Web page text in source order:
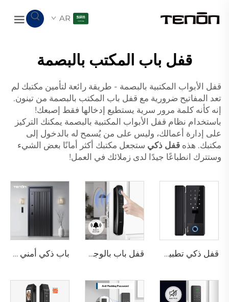
AR
قفل باب المكتب بالبصمة
قفل الأبواب المكتبية بالبصمة - طريقة رائعة لتأمين مكتبك لم
تعد المفاتيح ضرورية مع قفل باب المكتب بالبصمة من تينون.
إنه كأنه كلمة مرور سرية يستطيع إدخالها فقط إصبعك!
باستخدام نظام قفل الأبواب المكتبية بالبصمة يمكنك التركيز
على إدارة أعمالك، وليس على من يُسمح له بالدخول إلى
مكتبك. هذه قفل ذكي ستجعل مكتبك أكثر أمانًا بعض الشيء
وستترك انطباعًا جيدًا لدى زملائك في العمل!
قفل ذكي تطبيق تويا واي فاي كلمة المرور البطاقات & مفتاح ميكانيكي فك القفل قفل الباب الزجاجي الإلكتروني مع التحكم في قفل TT K5 قفل باب بالوجه ثلاثي الأبعاد مع كاميرا وبصمة الإصبع وكلمة المرور والأوردة Tenon A9 Pro باب ذكي أمني فاخر من الألومنيوم للاستخدام السكني الرئيسي M8